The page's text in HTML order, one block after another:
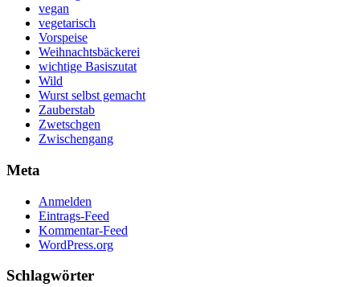
vegan
vegetarisch
Vorspeise
Weihnachtsbäckerei
wichtige Basiszutat
Wild
Wurst selbst gemacht
Zauberstab
Zwetschgen
Zwischengang
Meta
Anmelden
Eintrags-Feed
Kommentar-Feed
WordPress.org
Schlagwörter